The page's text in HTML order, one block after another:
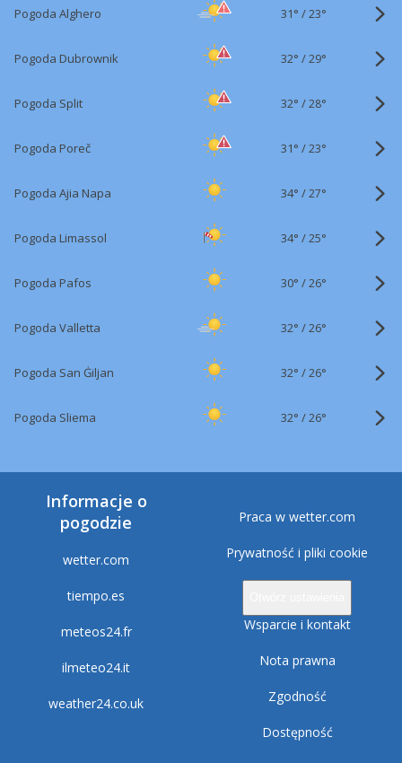
Pogoda Alghero 31° /23°
Pogoda Dubrownik 32° /29°
Pogoda Split 32° /28°
Pogoda Poreč 31° /23°
Pogoda Ajia Napa 34° /27°
Pogoda Limassol 34° /25°
Pogoda Pafos 30° /26°
Pogoda Valletta 32° /26°
Pogoda San Ġiljan 32° /26°
Pogoda Sliema 32° /26°
Informacje o
pogodzie
wetter.com
tiempo.es
meteos24.fr
ilmeteo24.it
weather24.co.uk
Praca w wetter.com
Prywatność i pliki cookie
Wsparcie i kontakt
Nota prawna
Zgodność
Dostępność